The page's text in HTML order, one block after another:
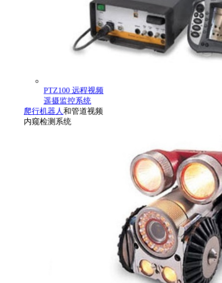
PTZ100 远程视频
遥摄监控系统
爬行机器人 和管道视频
内窥检测系统